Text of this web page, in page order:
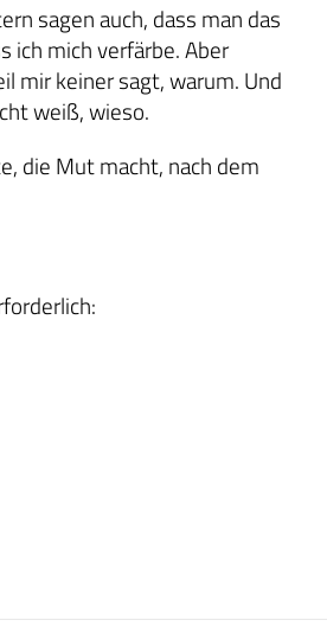
sagen auch, dass man das
ich mich verfärbe. Aber
mir keiner sagt, warum. Und
weiß, wieso.
die Mut macht, nach dem